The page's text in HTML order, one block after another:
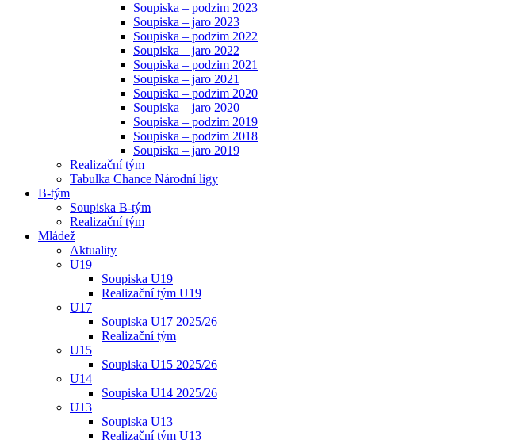
Soupiska – podzim 2023
Soupiska – jaro 2023
Soupiska – podzim 2022
Soupiska – jaro 2022
Soupiska – podzim 2021
Soupiska – jaro 2021
Soupiska – podzim 2020
Soupiska – jaro 2020
Soupiska – podzim 2019
Soupiska – podzim 2018
Soupiska – jaro 2019
Realizační tým
Tabulka Chance Národní ligy
B-tým
Soupiska B-tým
Realizační tým
Mládež
Aktuality
U19
Soupiska U19
Realizační tým U19
U17
Soupiska U17 2025/26
Realizační tým
U15
Soupiska U15 2025/26
U14
Soupiska U14 2025/26
U13
Soupiska U13
Realizační tým U13